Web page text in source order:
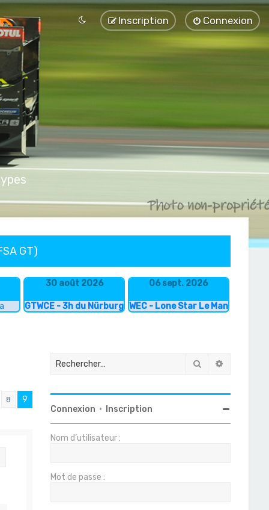
Connexion
Inscription
GT)
30 août 2026
GTWCE - 3h du Nürburgring
06 sept. 2026
WEC - Lone Star Le Mans
8 9
Rechercher
Connexion • Inscription
Nom d’utilisateur :
Mot de passe :